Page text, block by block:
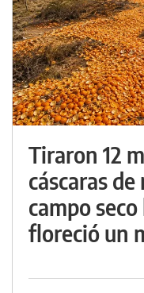
Tiraron 12
cáscaras
campo
floreció un